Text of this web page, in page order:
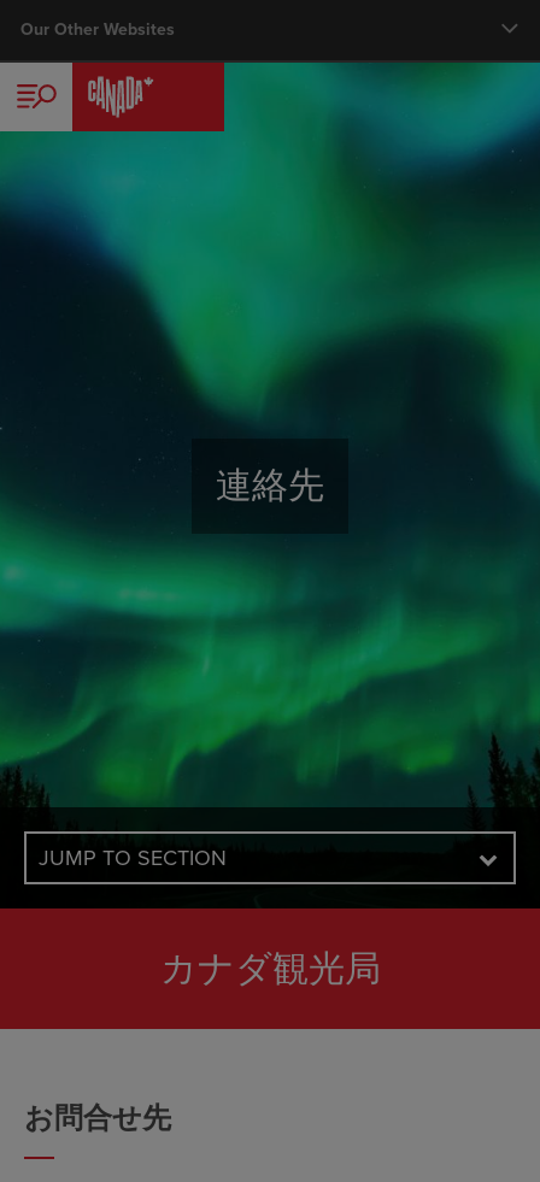
content
Our Other Websites
旅行者
メディアセンター
Main nav
連絡先
JUMP TO SECTION
カナダ観光局
お問合せ先